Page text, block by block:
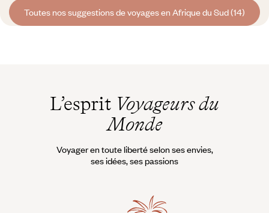
Toutes nos suggestions de voyages en Afrique du Sud (14)
L’esprit Voyageurs du
Monde
Voyager en toute liberté selon ses envies,
ses idées, ses passions